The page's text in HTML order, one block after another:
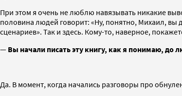
При этом я очень не люблю навязывать никакие
половина людей говорит: «Ну, понятно, Михаил, вы
сценариев». Так и здесь. Кому-то, наверное,
— Вы начали писать эту книгу, как я понимаю, до
Да. В момент, когда начались разговоры про